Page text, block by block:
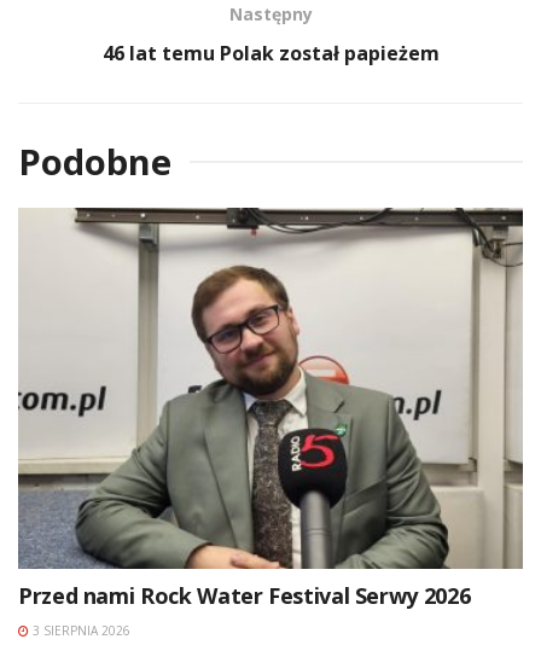
Następny
46 lat temu Polak został papieżem
Podobne
Przed nami Rock Water Festival Serwy 2026
3 SIERPNIA 2026